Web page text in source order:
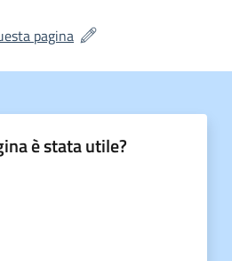
pagina (si apre in una nuova
è stata utile?